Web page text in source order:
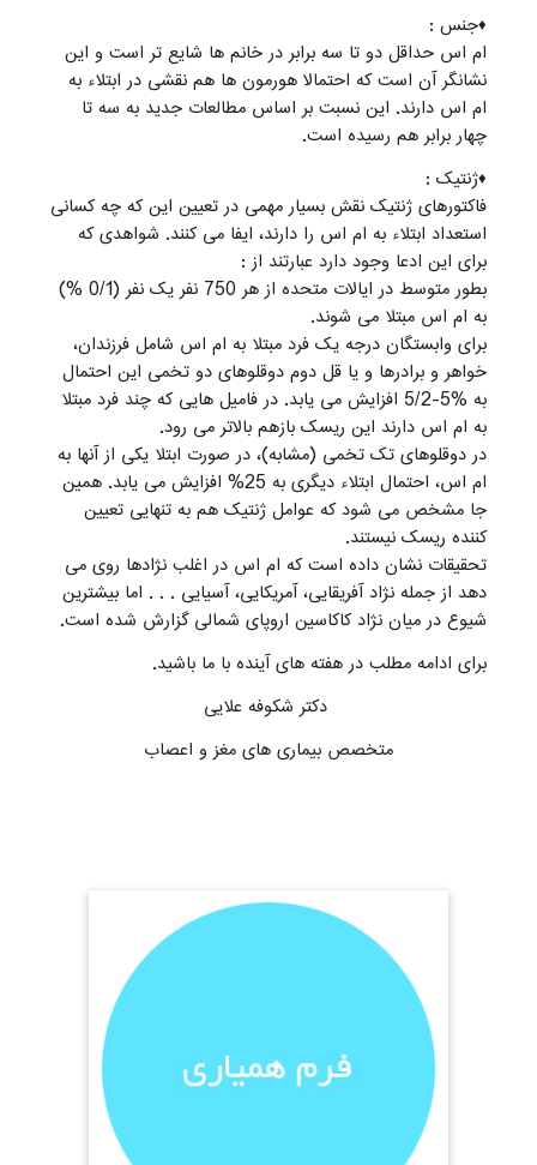
♦جنس :
ام اس حداقل دو تا سه برابر در خانم ها شایع تر است و این
نشانگر آن است که احتمالا هورمون ها هم نقشی در ابتلاء به
ام اس دارند. این نسبت بر اساس مطالعات جدید به سه تا
چهار برابر هم رسیده است.
♦ژنتیک :
فاکتورهای ژنتیک نقش بسیار مهمی در تعیین این که چه کسانی
استعداد ابتلاء به ام اس را دارند، ایفا می کنند. شواهدی که
برای این ادعا وجود دارد عبارتند از :
بطور متوسط در ایالات متحده از هر 750 نفر یک نفر (0/1 %)
به ام اس مبتلا می شوند.
برای وابستگان درجه یک فرد مبتلا به ام اس شامل فرزندان،
خواهر و برادرها و یا قل دوم دوقلوهای دو تخمی این احتمال
به %5-5/2 افزایش می یابد. در فامیل هایی که چند فرد مبتلا
به ام اس دارند این ریسک بازهم بالاتر می رود.
در دوقلوهای تک تخمی (مشابه)، در صورت ابتلا یکی از آنها به
ام اس، احتمال ابتلاء دیگری به 25% افزایش می یابد. همین
جا مشخص می شود که عوامل ژنتیک هم به تنهایی تعیین
کننده ریسک نیستند.
تحقیقات نشان داده است که ام اس در اغلب نژادها روی می
دهد از جمله نژاد آفریقایی، آمریکایی، آسیایی . . . اما بیشترین
شیوع در میان نژاد کاکاسین اروپای شمالی گزارش شده است.
برای ادامه مطلب در هفته های آینده با ما باشید.
دکتر شکوفه علایی
متخصص بیماری های مغز و اعصاب